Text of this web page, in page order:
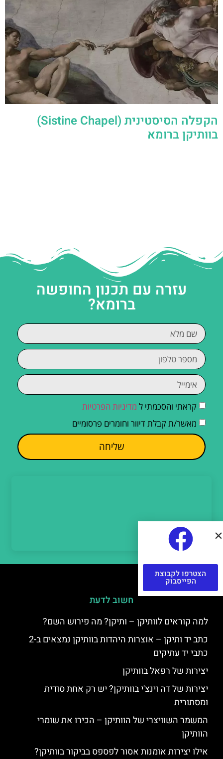
הקפלה הסיסטינית (Sistine Chapel)
בוותיקן ברומא
עזרה עם תכנון החופשה
ברומא?
קראתי והסכמתי ל מדיניות הפרטיות
מאשר/ת קבלת דיוור וחומרים פרסומיים
שליחה
חשוב לדעת
למה קוראים לוותיקן – ותיקן? מה פירוש השם?
כתב יד ותיקן – אוצרות היהדות בוותיקן נמצאים ב-2
כתבי יד עתיקים
יצירות של רפאל בוותיקן
יצירות של דה וינצ'י בוותיקן? יש רק אחת סודית
ומסתורית
המשמר השוויצרי של הוותיקן – הכירו את שומרי
הוותיקן
אילו יצירות אומנות אסור לפספס בביקור בוותיקן?
הצטרפו לקבוצת
הפייסבוק